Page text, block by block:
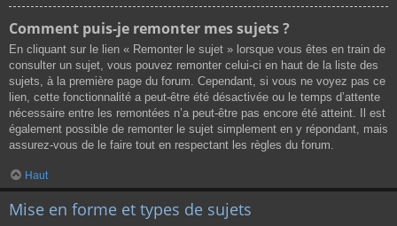
Comment puis-je remonter mes sujets ?
En cliquant sur le lien « Remonter le sujet » lorsque vous êtes en train de
consulter un sujet, vous pouvez remonter celui-ci en haut de la liste des
sujets, à la première page du forum. Cependant, si vous ne voyez pas ce
lien, cette fonctionnalité a peut-être été désactivée ou le temps d’attente
nécessaire entre les remontées n’a peut-être pas encore été atteint. Il est
également possible de remonter le sujet simplement en y répondant, mais
assurez-vous de le faire tout en respectant les règles du forum.
Haut
Mise en forme et types de sujets